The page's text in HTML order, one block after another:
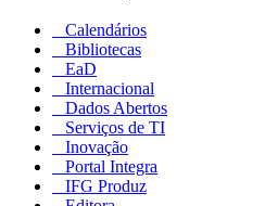
Calendários
Bibliotecas
EaD
Internacional
Dados Abertos
Serviços de TI
Inovação
Portal Integra
IFG Produz